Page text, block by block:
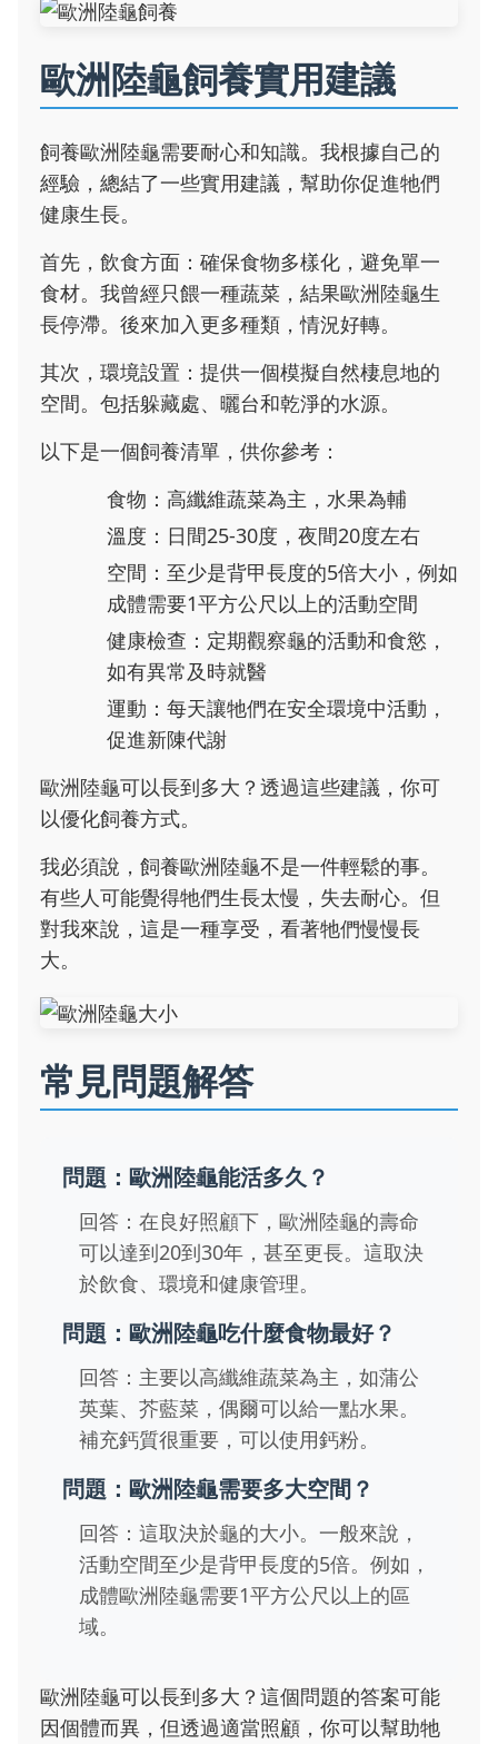
歐洲陸龜飼養實用建議
飼養歐洲陸龜需要耐心和知識。我根據自己的
經驗，總結了一些實用建議，幫助你促進牠們
健康生長。
首先，飲食方面：確保食物多樣化，避免單一
食材。我曾經只餵一種蔬菜，結果歐洲陸龜生
長停滯。後來加入更多種類，情況好轉。
其次，環境設置：提供一個模擬自然棲息地的
空間。包括躲藏處、曬台和乾淨的水源。
以下是一個飼養清單，供你參考：
食物：高纖維蔬菜為主，水果為輔
溫度：日間25-30度，夜間20度左右
空間：至少是背甲長度的5倍大小，例如
成體需要1平方公尺以上的活動空間
健康檢查：定期觀察龜的活動和食慾，
如有異常及時就醫
運動：每天讓牠們在安全環境中活動，
促進新陳代謝
歐洲陸龜可以長到多大？透過這些建議，你可
以優化飼養方式。
我必須說，飼養歐洲陸龜不是一件輕鬆的事。
有些人可能覺得牠們生長太慢，失去耐心。但
對我來說，這是一種享受，看著牠們慢慢長
大。
常見問題解答
問題：歐洲陸龜能活多久？
回答：在良好照顧下，歐洲陸龜的壽命
可以達到20到30年，甚至更長。這取決
於飲食、環境和健康管理。
問題：歐洲陸龜吃什麼食物最好？
回答：主要以高纖維蔬菜為主，如蒲公
英葉、芥藍菜，偶爾可以給一點水果。
補充鈣質很重要，可以使用鈣粉。
問題：歐洲陸龜需要多大空間？
回答：這取決於龜的大小。一般來說，
活動空間至少是背甲長度的5倍。例如，
成體歐洲陸龜需要1平方公尺以上的區
域。
歐洲陸龜可以長到多大？這個問題的答案可能
因個體而異，但透過適當照顧，你可以幫助牠